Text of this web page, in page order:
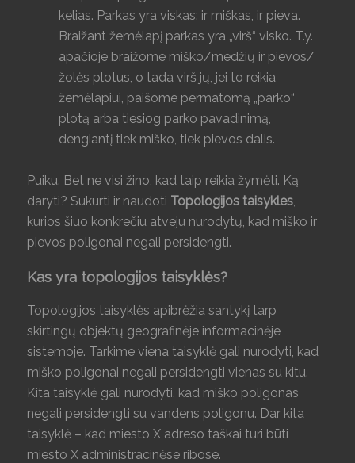
kelias. Parkas yra viskas: ir miškas, ir pieva.
Braižant žemėlapį parkas yra „virš“ visko. T.y.
apačioje braižome miško/medžių ir pievos/
žolės plotus, o tada virš jų, jei to reikia
žemėlapiui, paišome permatomą „parko“
plotą arba tiesiog parko pavadinimą,
dengiantį tiek miško, tiek pievos dalis.
Puiku. Bet ne visi žino, kad taip reikia žymėti. Ką
daryti? Sukurti ir naudoti Topologijos taisykles,
kurios šiuo konkrečiu atveju nurodytų, kad miško ir
pievos poligonai negali persidengti.
Kas yra topologijos taisyklės?
Topologijos taisyklės apibrėžia santykį tarp
skirtingų objektų geografinėje informacinėje
sistemoje. Tarkime viena taisyklė gali nurodyti, kad
miško poligonai negali persidengti vienas su kitu.
Kita taisyklė gali nurodyti, kad miško poligonas
negali persidengti su vandens poligonu. Dar kita
taisyklė – kad miesto X adreso taškai turi būti
miesto X administracinėse ribose.